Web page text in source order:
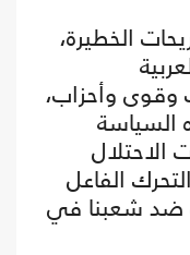
الخطيرة،
وقوى وأحزاب،
السياسة
الاحتلال
الفاعل
ضد شعبنا في